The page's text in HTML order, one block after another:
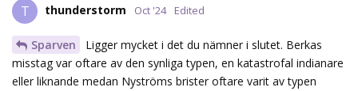
T thunderstorm Oct '24 Edited
Sparven
Ligger mycket i det du nämner i slutet. Berkas
misstag var oftare av den synliga typen, en katastrofal indianare
eller liknande medan Nyströms brister oftare varit av typen